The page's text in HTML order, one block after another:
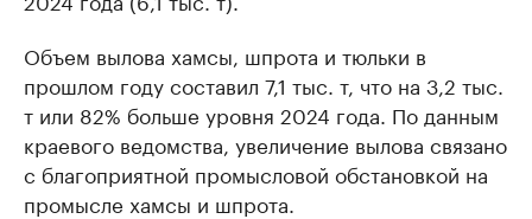
Объем вылова хамсы, шпрота и тюльки в
прошлом году составил 7,1 тыс. т, что на 3,2 тыс.
т или 82% больше уровня 2024 года. По данным
краевого ведомства, увеличение вылова связано
с благоприятной промысловой обстановкой на
промысле хамсы и шпрота.